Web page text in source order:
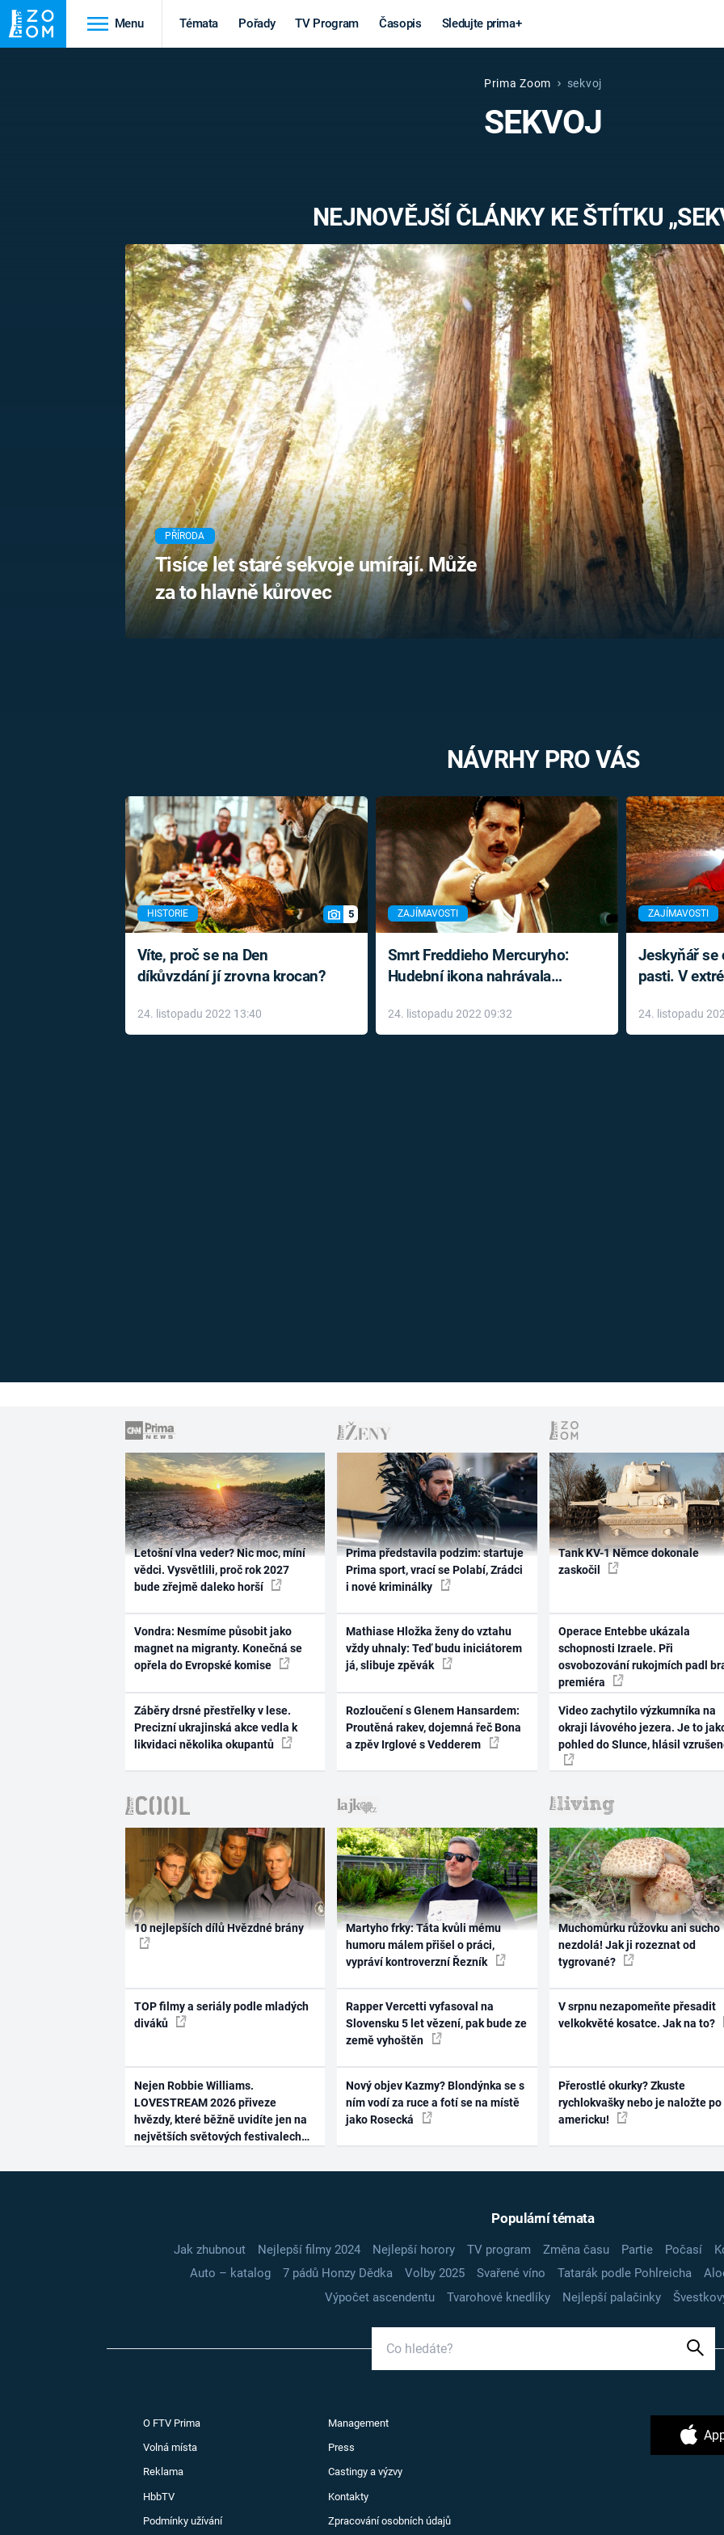
Menu Témata Pořady TV Program Časopis Sledujte prima+
STAROVĚKÝ EGYPT
Věda a
technika
MARS
VÁLEČNÉ
světová válka
PRVNÍ SVĚTOVÁ
Výročí
MARIE TEREZIE
NAPOLEON
BONAPARTE
BRITSKÁ
KRÁLOVSKÁ
RODINA
Záhady a
konspirace
UFO A
MIMOZEMŠŤANÉ
UTAJENÉ PŘÍBĚHY
ČESKÝCH DĚJIN
ALTERNATIVNÍ
HISTORIE
FILMY
REALITA
HORORY
REALITA
OPTICKÉ
KLAMY
Prima Zoom sekvoj
SEKVOJ
NEJNOVĚJŠÍ ČLÁNKY KE ŠTÍTKU
PŘÍRODA
Tisíce let staré sekvoje umírají. Může
za to hlavně kůrovec
NÁVRHY PRO VÁS
HISTORIE 5
Víte, proč se na Den
díkůvzdání jí zrovna krocan?
24. listopadu 2022 13:40
ZAJÍMAVOSTI
Smrt Freddieho Mercuryho:
Hudební ikona nahrávala
léky
24. listopadu 2022 09:32
ZAJÍMAVOSTI
Jeskyňář se
pasti. V
24. listopadu
Letošní vlna veder? Nic moc, míní
vědci. Vysvětlili, proč rok 2027
bude zřejmě daleko horší
Vondra: Nesmíme působit jako
magnet na migranty. Konečná se
opřela do Evropské komise
Záběry drsné přestřelky v lese.
Precizní ukrajinská akce vedla k
likvidaci několika okupantů
Prima představila podzim: startuje
Prima sport, vrací se Polabí, Zrádci
i nové kriminálky
Mathiase Hložka ženy do vztahu
vždy uhnaly: Teď budu iniciátorem
já, slibuje zpěvák
Rozloučení s Glenem Hansardem:
Proutěná rakev, dojemná řeč Bona
a zpěv Irglové s Vedderem
Tank KV-1 Němce dokonale
zaskočil
Operace Entebbe ukázala
schopnosti Izraele. Při
osvobozování rukojmích padl
premiéra
Video zachytilo výzkumníka na
okraji lávového jezera. Je to
pohled do Slunce, hlásil
10 nejlepších dílů Hvězdné brány
TOP filmy a seriály podle mladých
diváků
Nejen Robbie Williams.
LOVESTREAM 2026 přiveze
hvězdy, které běžně uvidíte jen na
největších světových festivalech
Martyho frky: Táta kvůli mému
humoru málem přišel o práci,
vypráví kontroverzní Řezník
Rapper Vercetti vyfasoval na
Slovensku 5 let vězení, pak bude ze
země vyhoštěn
Nový objev Kazmy? Blondýnka se s
ním vodí za ruce a fotí se na místě
jako Rosecká
Muchomůrku růžovku ani sucho
nezdolá! Jak ji rozeznat od
tygrované?
V srpnu nezapomeňte přesadit
velkokvěté kosatce. Jak na to?
Přerostlé okurky? Zkuste
rychlokvašky nebo je naložte po
americku!
Populární témata
Jak zhubnout Nejlepší filmy 2024 Nejlepší horory TV program Změna času Partie Počasí
Auto – katalog
7 pádů Honzy Dědka Volby 2025 Svařené víno Tatarák podle Pohlreicha
Výpočet ascendentu
Tvarohové knedlíky Nejlepší palačinky
O FTV Prima Management
Volná místa Press
Reklama Castingy a výzvy
HbbTV Kontakty
Podmínky užívání Zpracování osobních údajů